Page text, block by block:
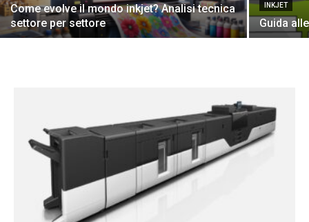
Come evolve il mondo inkjet? Analisi tecnica
settore per settore
INKJET
Guida